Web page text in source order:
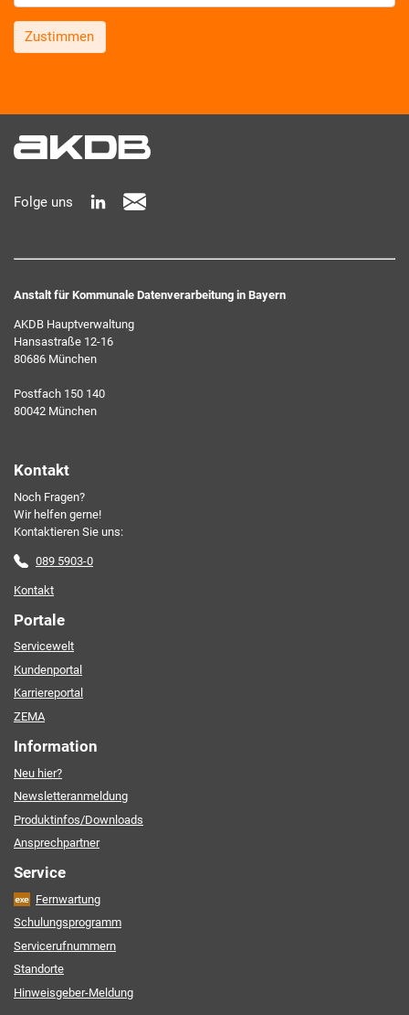
Zustimmen
informativ und selbstverständlich kostenlos. Aber auch
schnell und ressourcenschonend, eben ganz zeitgemäß digital.
widerrufen können.
einverstanden. Detaillierte Informationen zur Verarbeitung
Folge uns
Anstalt für Kommunale Datenverarbeitung in Bayern
AKDB Hauptverwaltung
Hansastraße 12-16
80686 München
Postfach 150 140
80042 München
Kontakt
Noch Fragen?
Wir helfen gerne!
Kontaktieren Sie uns:
089 5903-0
Kontakt
Portale
Servicewelt
Kundenportal
Karriereportal
ZEMA
Information
Neu hier?
Newsletteranmeldung
Produktinfos/Downloads
Ansprechpartner
Service
Fernwartung
Schulungsprogramm
Servicerufnummern
Standorte
Hinweisgeber-Meldung